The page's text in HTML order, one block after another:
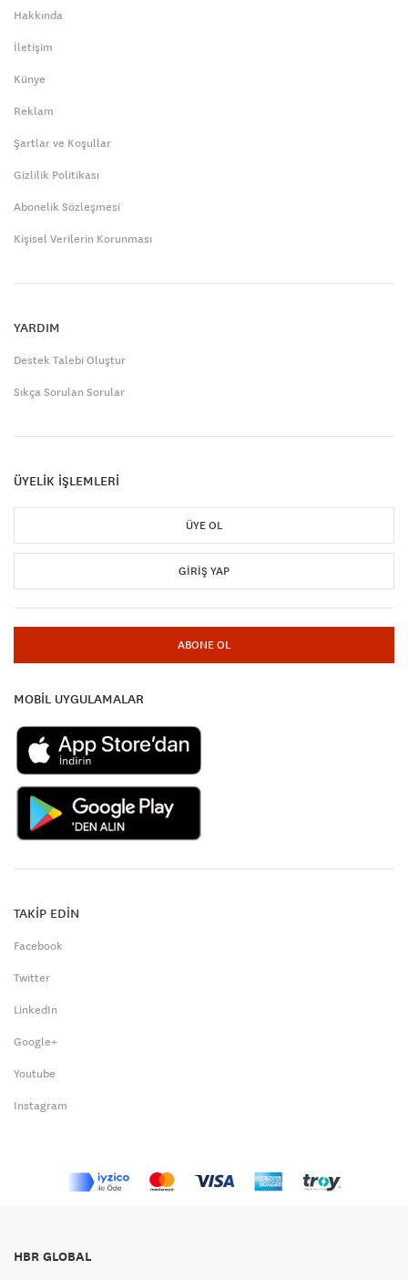
Hakkında
İletişim
Künye
Reklam
Şartlar ve Koşullar
Gizlilik Politikası
Abonelik Sözleşmesi
Kişisel Verilerin Korunması
YARDIM
Destek Talebi Oluştur
Sıkça Sorulan Sorular
ÜYELİK İŞLEMLERİ
ÜYE OL
GIRIŞ YAP
ABONE OL
MOBİL UYGULAMALAR
TAKİP EDİN
Facebook
Twitter
LinkedIn
Google+
Youtube
Instagram
HBR GLOBAL